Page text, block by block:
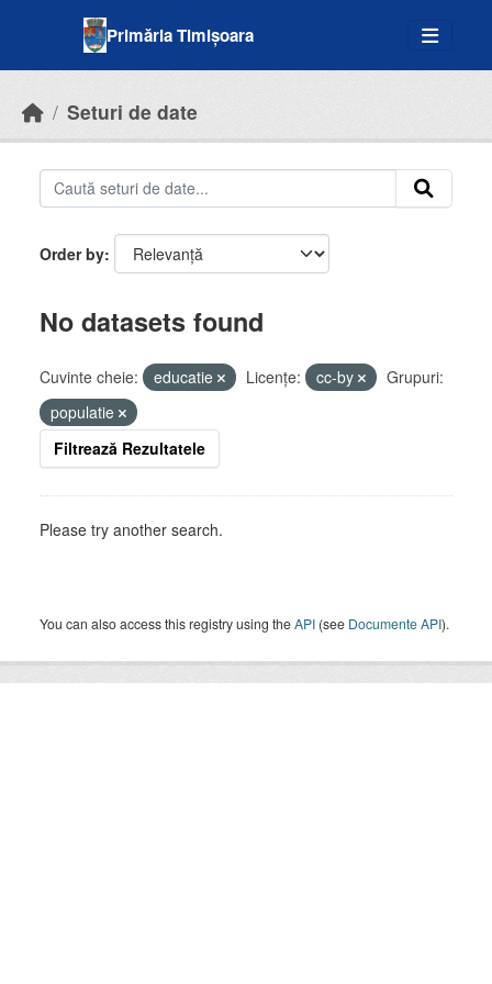
Primăria Timișoara
Seturi de date
Order by
No datasets found
Cuvinte cheie: educatie Licenţe: cc-by
Grupuri:
populatie
Filtrează Rezultatele
Please try another search.
You can also access this registry using theAPI (see Documente API).